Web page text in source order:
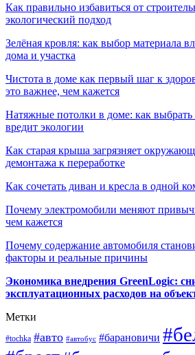
Как правильно избавиться от
экологический подход
Зелёная кровля: как выбор материала
дома и участка
Чистота в доме как первый шаг к
это важнее, чем кажется
Натяжные потолки в доме: как выбрать
вредит экологии
Как старая крыша загрязняет
демонтажа к переработке
Как сочетать диван и кресла в одной
Почему электромобили меняют
чем кажется
Почему содержание автомобиля
факторы и реальные причины
Экономика внедрения GreenLogic:
эксплуатационных расходов на
Метки
#tochka #авто #автобус #барановичи